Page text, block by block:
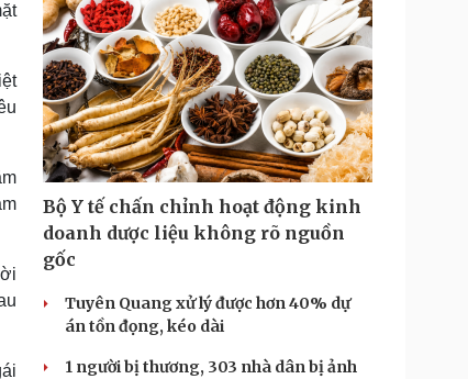
Bộ Y tế chấn chỉnh hoạt động kinh
doanh dược liệu không rõ nguồn
gốc
Tuyên Quang xử lý được hơn 40% dự
án tồn đọng, kéo dài
1 người bị thương, 303 nhà dân bị ảnh